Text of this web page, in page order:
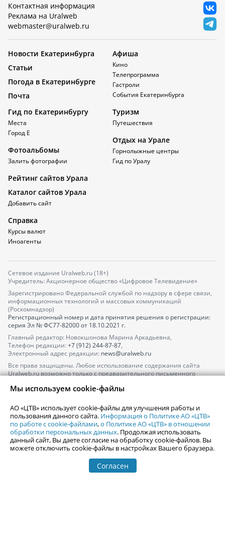
Контактная информация
Реклама на Uralweb
webmaster@uralweb.ru
Новости Екатеринбурга
Статьи
Погода в Екатеринбурге
Почта
Афиша
Кино
Телепрограмма
Гастроли
События Екатеринбурга
Гид по Екатеринбургу
Места
Город Е
Фотоальбомы
Залить фотографии
Туризм
Путешествия
Отдых на Урале
Горнолыжные центры
Гид по Уралу
Рейтинг сайтов Урала
Каталог сайтов Урала
Добавить сайт
Справка
Курсы валют
Иноагенты
Сетевое издание Uralweb.ru (18+)
Учредитель: Акционерное общество «Цифровое Телевидение»
Зарегистрировано Федеральной службой по надзору в сфере связи,
информационных технологий и массовых коммуникаций
(Роскомнадзор)
Регистрационный номер и дата принятия решения о регистрации:
серия Эл № ФС77-82000от 18.10.2021 г.
Главный редактор: Новокшонова Марина Аркадьевна,
Телефон редакции: +7 (912) 244-87-87,
Электронный адрес редакции: news@uralweb.ru
Все права защищены. Любое использование содержания сайта
Uralweb.ru возможно только с предварительного письменного
По вопросам размещения рекламы обращайтесь по тел.
По вопросам размещения информации в разделе «Афиша»
afisha@uralweb.ru
Пользовательское соглашение на использование сайта
Политика АО «ЦТВ» в отношении обработки персональных данных
Мы используем cookie-файлы
АО «ЦТВ» использует cookie-файлы для улучшения работы и
пользования данного сайта. Информация о Политике АО «ЦТВ»
по работе с cookie-файлами,о Политике АО «ЦТВ» в отношении
обработки персональных данных. Продолжая использовать
данный сайт, Вы даете согласие на обработку cookie-файлов. Вы
можете отключить cookie-файлы в настройках Вашего браузера.
Согласен